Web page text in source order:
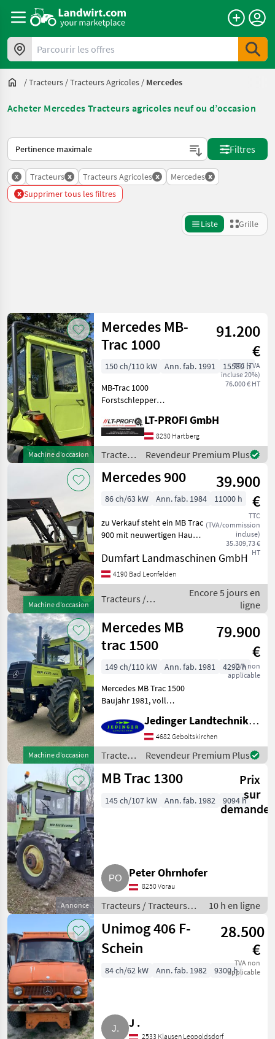
Parcourir les offres
/Tracteurs /Tracteurs Agricoles / Mercedes
Acheter Mercedes Tracteurs agricoles neuf ou d’occasion
Voici comment les annonces sont triées sur Landwirt.com
Filtres
x Tracteurs x Tracteurs Agricoles x Mercedes x
x Supprimer tous les filtres
Liste Grille
Catégorie 4 Pays Filtres
CHEMIN
ACTUEL
matériel
agricole
Tracteurs
Tracteurs
Agricoles
UNE
CATÉGORIE
Mercedes
John Deere
Fendt
New Holland
Steyr
Claas
Afficher
tous
les 48
MODÈLE
MB
trac
800
MB
trac
700
MB-
trac
1300
800
MARKETPLACE
Marketplace
Offres des
distributeurs
Petites
annonces
Réinitialiser
Afficher
résultats
Machine d’occasion
Mercedes MB-
Trac 1000
91.200
€
TTC (TVA
incluse 20%)
76.000 € HT
150 ch/110 kW Ann. fab. 1991
15580 h
MB-Trac 1000
Forstschlepper
Zylinder 150PS -Bereifung
600/55-26, 5 Neu! -Seilwinde
Werner Doppelwinde 2x7
Tonnen -Diebolt Kran 5, 6m
Reic
LT-PROFI GmbH
8230 Hartberg
Tracteurs
/
Mercedes
Revendeur Premium Plus
Machine d’occasion
Mercedes 900
39.900
€
TTC
(TVA/commission
incluse)
35.309,73 €
HT
86 ch/63 kW Ann. fab. 1984 11000 h
zu Verkauf steht ein MB Trac
900 mit neuwertigen Hauer
Euroaufnahme, Lasthacken
2 Gar. Räder mit
Traktorprofil dabei
Tracteurs Tracteurs agri
Dumfart Landmaschinen GmbH
4190 Bad Leonfelden
Tracteurs /
Mercedes
Encore 5 jours en
ligne
Machine d’occasion
Mercedes MB
trac 1500
79.900
€
TVA non
applicable
149 ch/110 kW Ann. fab. 1981
4292 h
Mercedes MB Trac 1500
Baujahr 1981, voll
Betriebsstunden Sehr guter
optischer Originalzustand
Traktor war seit 1987 im
Besitz und im landwir
Jedinger Landtechnik GmbH
4682 Geboltskirchen
Tracteurs
/
Mercedes
Revendeur Premium Plus
Annonce
MB Trac 1300
Prix
sur
demande
145 ch/107 kW Ann. fab. 1982 9094 h
Peter Ohrnhofer
8250 Vorau
Tracteurs / Tracteurs
agricoles
10 h en ligne
Unimog 406 F-
Schein
28.500
€
TVA non
applicable
84 ch/62 kW Ann. fab. 1982 9300 h
J .
2533 Klausen Leopoldsdorf